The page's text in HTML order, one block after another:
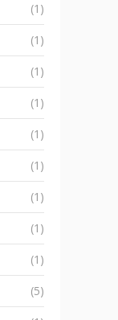
(1)
(1)
(1)
(1)
(1)
(1)
(1)
(1)
(1)
(5)